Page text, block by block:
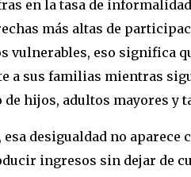
en la tasa de
más altas de
vulnerables, eso significa
a sus familias mientras
hijos, adultos mayores y
desigualdad no aparece
ingresos sin dejar de